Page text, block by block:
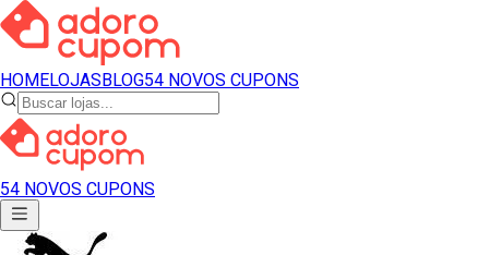
HOMELOJASBLOG54 NOVOS CUPONS
54 NOVOS CUPONS